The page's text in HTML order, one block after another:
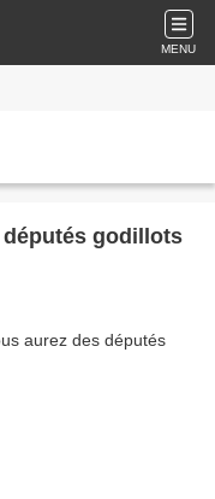
MENU
députés godillots